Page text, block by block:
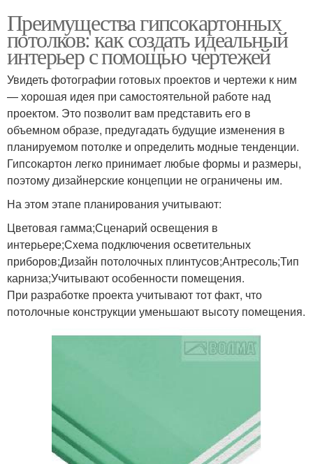
Преимущества гипсокартонных
потолков: как создать идеальный
интерьер с помощью чертежей
Увидеть фотографии готовых проектов и чертежи к ним
— хорошая идея при самостоятельной работе над
проектом. Это позволит вам представить его в
объемном образе, предугадать будущие изменения в
планируемом потолке и определить модные тенденции.
Гипсокартон легко принимает любые формы и размеры,
поэтому дизайнерские концепции не ограничены им.
На этом этапе планирования учитывают:
Цветовая гамма;Сценарий освещения в
интерьере;Схема подключения осветительных
приборов;Дизайн потолочных плинтусов;Антресоль;Тип
карниза;Учитывают особенности помещения.
При разработке проекта учитывают тот факт, что
потолочные конструкции уменьшают высоту помещения.